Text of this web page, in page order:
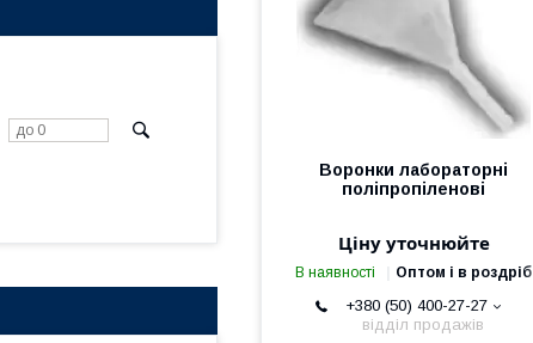
Воронки лабораторні
поліпропіленові
Ціну уточнюйте
В наявності Оптом і в роздріб
+380 (50) 400-27-27
відділ продажів